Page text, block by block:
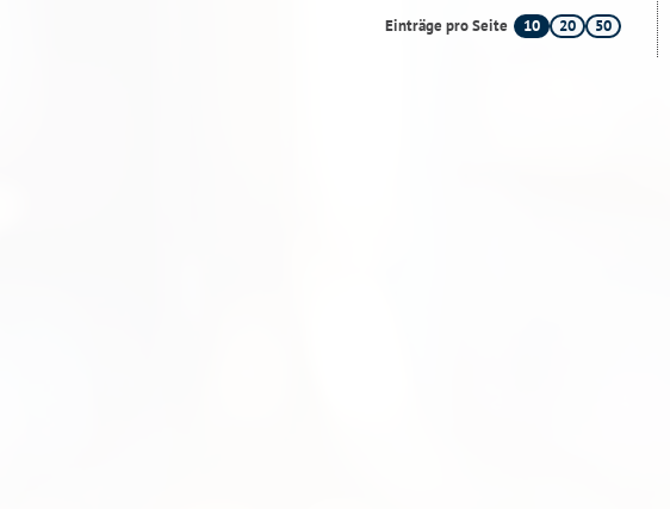
Einträge pro Seite 10 20 50